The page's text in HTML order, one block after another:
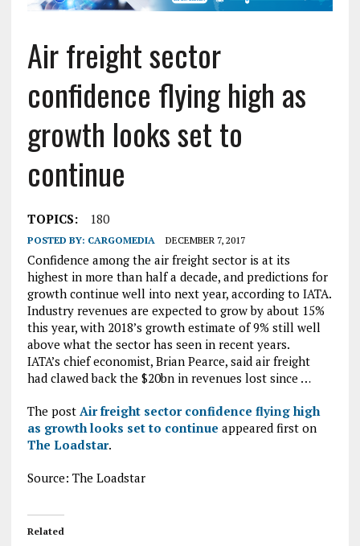
Air freight sector
confidence flying high as
growth looks set to
continue
TOPICS: 180
POSTED BY: CARGOMEDIA DECEMBER 7, 2017
Confidence among the air freight sector is at its
highest in more than half a decade, and predictions for
growth continue well into next year, according to IATA.
Industry revenues are expected to grow by about 15%
this year, with 2018’s growth estimate of 9% still well
above what the sector has seen in recent years.
IATA’s chief economist, Brian Pearce, said air freight
had clawed back the $20bn in revenues lost since …
The post Air freight sector confidence flying high
as growth looks set to continue appeared first on
The Loadstar.
Source: The Loadstar
Related